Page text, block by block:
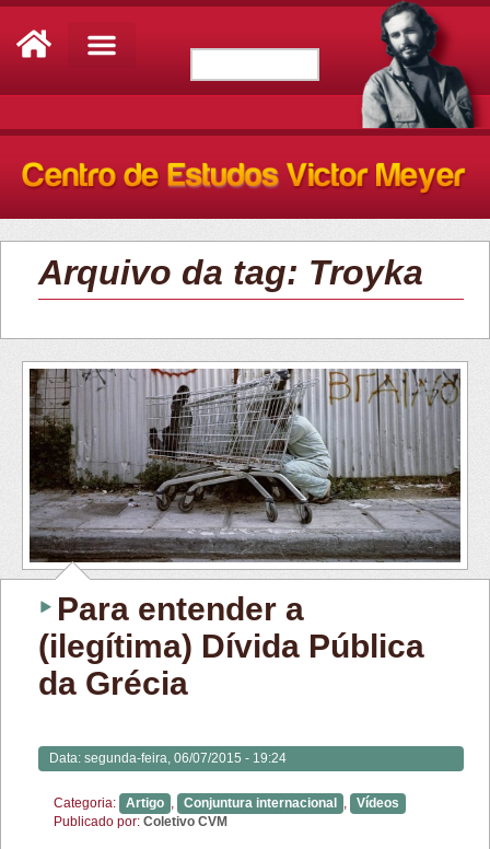
Arquivo da tag: Troyka
Para entender a
(ilegítima) Dívida Pública
da Grécia
Data: segunda-feira, 06/07/2015 - 19:24
Categoria: Artigo Conjuntura internacional
Vídeos
Publicado por: Coletivo CVM